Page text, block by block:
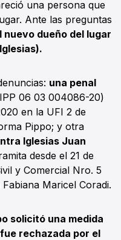
una persona que
Ante las preguntas
nuevo dueño del lugar
una penal
06 03 004086-20)
en la UFI 2 de
Pippo; y otra
Iglesias Juan
desde el 21 de
y Comercial Nro. 5
Maricel Coradi.
solicitó una medida
rechazada por el